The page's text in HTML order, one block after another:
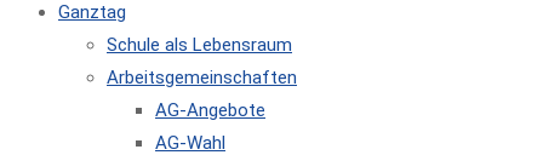
Ganztag
Schule als Lebensraum
Arbeitsgemeinschaften
AG-Angebote
AG-Wahl